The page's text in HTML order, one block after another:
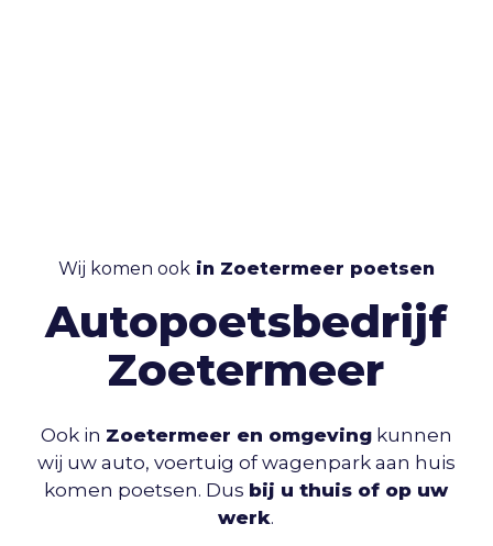
Wij komen ook in Zoetermeer poetsen
Autopoetsbedrijf
Zoetermeer
Ook in Zoetermeer en omgevingkunnen
wij uw auto, voertuig of wagenpark aan huis
komen poetsen. Dus bij u thuis of op uw
werk.